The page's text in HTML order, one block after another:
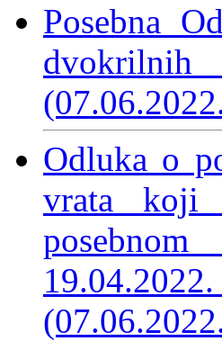
Posebna
Odluka o
vrata koji